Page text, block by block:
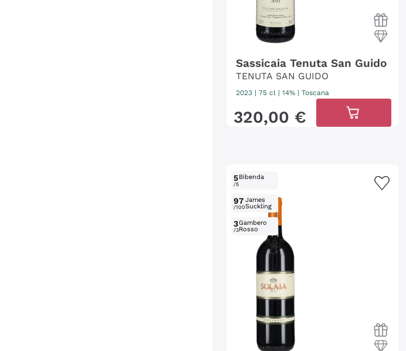
Sassicaia Tenuta San Guido
TENUTA SAN GUIDO
2023 | 75 cl | 14% | Toscana
320,00 €
5
/5
Bibenda
97
/100
James
Suckling
3
/3
Gambero
Rosso